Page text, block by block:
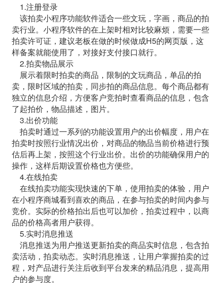
1.注册登录
该拍卖小程序功能软件适合一些文玩，字画，商品的拍
卖行业。小程序软件的在上架时相对比较麻烦，需要一些
拍卖许可证，建议老板在做的时候做成H5的网页版，这
样备案就能使用了，对接好支付接口就行。
2.拍卖物品展示
展示着限时拍卖的商品，限制的文玩商品，单品的拍
卖，限时区域的拍卖，同步拍的商品信息。每个商品都有
独立的信息介绍，方便客户竞拍时查看商品的信息，包含
了起拍价，物品描述，图片。
3.出价功能
拍卖时通过一系列的功能设置用户的出价幅度，用户在
拍卖时按照行业情况出价，对商品的物品当前价格进行预
估后再上架，按照这个行业出价。出价的功能确保用户的
操作，这样后期设置价格也方便些。
4.在线拍卖
在线拍卖功能实现快速的下单，使用拍卖的体验，用户
在小程序商城看到喜欢的商品，在参与拍卖的时间内参与
竞价。实际的价格拍出后也可以加价，拍卖过程中，以商
品的价格高者用户获得。
5.实时消息推送
消息推送为用户推送更新拍卖的商品实时信息，包含拍
卖活动，拍卖动态。实时消息推送，让用户掌握拍卖的过
程，对产品进行关注后收到平台发来的精品消息，提高用
户的参与度。